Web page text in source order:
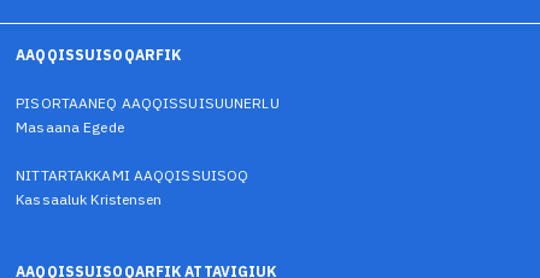
AAQQISSUISOQARFIK
PISORTAANEQ AAQQISSUISUUNERLU
Masaana Egede
NITTARTAKKAMI AAQQISSUISOQ
Kassaaluk Kristensen
AAQQISSUISOQARFIK ATTAVIGIUK